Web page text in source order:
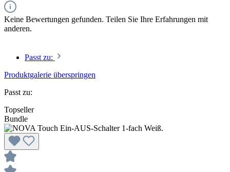
Keine Bewertungen gefunden. Teilen Sie Ihre Erfahrungen mit
anderen.
Passt zu:
Produktgalerie überspringen
Passt zu:
Topseller
Bundle